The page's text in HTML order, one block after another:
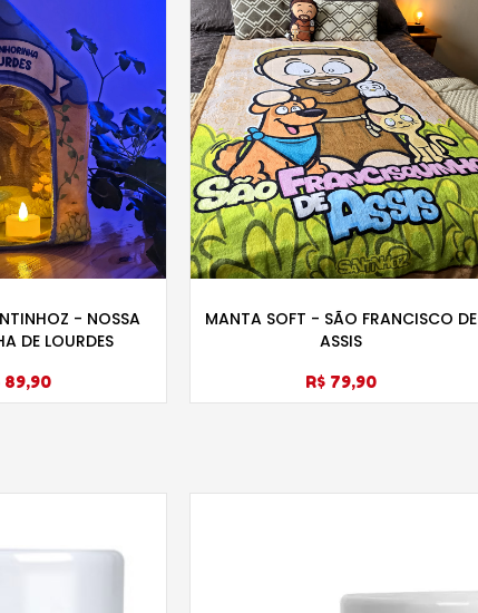
- NOSSA
DE LOURDES
89,90
MANTA SOFT - SÃO FRANCISCO DE
ASSIS
R$ 79,90